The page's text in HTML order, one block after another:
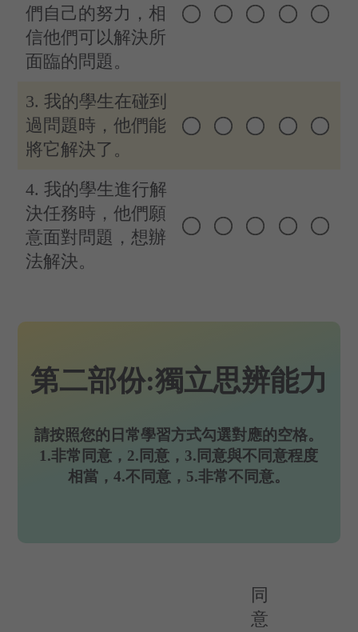
們自己的努力，相
信他們可以解決所
面臨的問題。
3. 我的學生在碰到
過問題時，他們能
將它解決了。
4. 我的學生進行解
決任務時，他們願
意面對問題，想辦
法解決。
第二部份:獨立思辨能力
請按照您的日常學習方式勾選對應的空格。
1.非常同意，2.同意，3.同意與不同意程度
相當，4.不同意，5.非常不同意。
同
意